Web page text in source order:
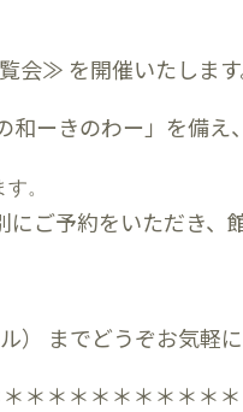
≫ を開催いたします
ーきのわー」を備え
。
ご予約をいただき、
） までどうぞお気軽
＊＊＊＊＊＊＊＊＊＊